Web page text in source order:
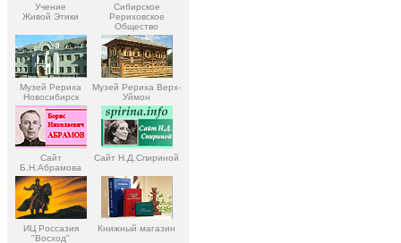
Учение
Живой Этики
Сибирское
Рериховское
Общество
Музей Рериха
Новосибирск
Музей Рериха Верх-
Уймон
Сайт
Б.Н.Абрамова
Сайт Н.Д.Спириной
ИЦ Россазия
"Восход"
Книжный магазин